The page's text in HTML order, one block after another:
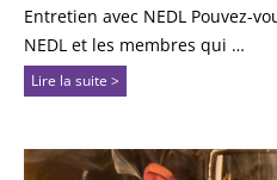
Entretien avec NEDL Pouvez-
NEDL et les membres qui …
Lire la suite >